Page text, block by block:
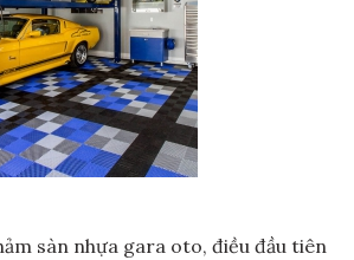
sàn nhựa gara oto, điều đầu tiên